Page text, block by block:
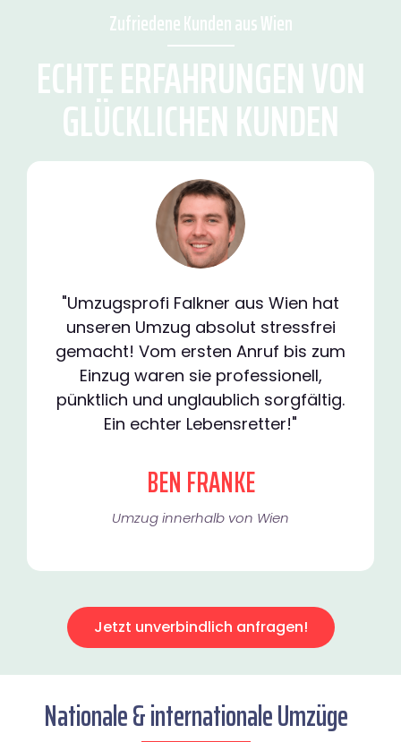
Zufriedene Kunden aus Wien
ECHTE ERFAHRUNGEN VON
GLÜCKLICHEN KUNDEN
"Umzugsprofi Falkner aus Wien hat
unseren Umzug absolut stressfrei
gemacht! Vom ersten Anruf bis zum
Einzug waren sie professionell,
pünktlich und unglaublich sorgfältig.
Ein echter Lebensretter!"
BEN FRANKE
Umzug innerhalb von Wien​
Jetzt unverbindlich anfragen!
Nationale & internationale Umzüge